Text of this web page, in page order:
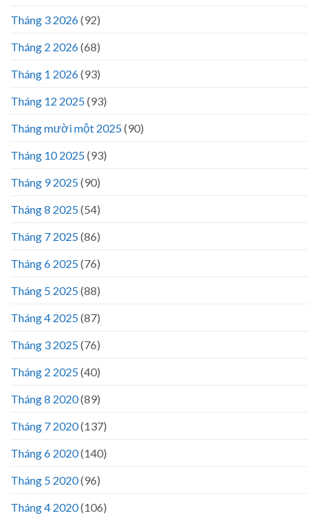
Tháng 3 2026(92)
Tháng 2 2026(68)
Tháng 1 2026(93)
Tháng 12 2025(93)
Tháng mười một 2025(90)
Tháng 10 2025(93)
Tháng 9 2025(90)
Tháng 8 2025(54)
Tháng 7 2025(86)
Tháng 6 2025(76)
Tháng 5 2025(88)
Tháng 4 2025(87)
Tháng 3 2025(76)
Tháng 2 2025(40)
Tháng 8 2020(89)
Tháng 7 2020(137)
Tháng 6 2020(140)
Tháng 5 2020(96)
Tháng 4 2020(106)